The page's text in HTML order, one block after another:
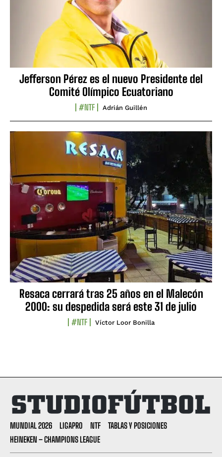
Jefferson Pérez es el nuevo Presidente del
Comité Olímpico Ecuatoriano
#NTF Adrián Guillén
Resaca cerrará tras 25 años en el Malecón
2000: su despedida será este 31 de julio
#NTF Víctor Loor Bonilla
MUNDIAL 2026 LIGAPRO NTF
TABLAS Y POSICIONES
HEINEKEN – CHAMPIONS LEAGUE